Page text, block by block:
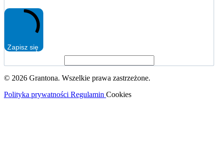
Zapisz się
© 2026 Grantona. Wszelkie prawa zastrzeżone.
Polityka prywatności Regulamin Cookies